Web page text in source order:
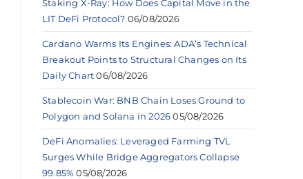
Staking X-Ray: How Does Capital Move in the
LIT DeFi Protocol? 06/08/2026
Cardano Warms Its Engines: ADA’s Technical
Breakout Points to Structural Changes on Its
Daily Chart 06/08/2026
Stablecoin War: BNB Chain Loses Ground to
Polygon and Solana in 2026 05/08/2026
DeFi Anomalies: Leveraged Farming TVL
Surges While Bridge Aggregators Collapse
99.85% 05/08/2026